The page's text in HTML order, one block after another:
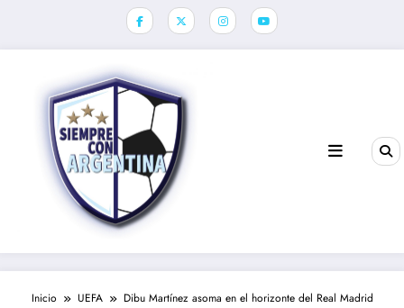
Inicio UEFA Dibu Martínez asoma en el horizonte del Real Madrid